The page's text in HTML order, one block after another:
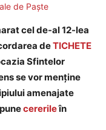
cel de-al 12-lea
deTICHETE
Sfintelor
se vor menține
amenajate
cererileîn